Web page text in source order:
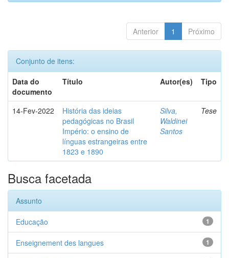
Anterior 1 Próximo
Conjunto de itens:
Data do
documento
Título Autor(es) Tipo
14-Fev-2022
História das ideias
pedagógicas no Brasil
Império: o ensino de
línguas estrangeiras entre
1823 e 1890
Silva,
Waldinei
Santos
Tese
Busca facetada
Assunto
1
Educação
1
Enseignement des langues